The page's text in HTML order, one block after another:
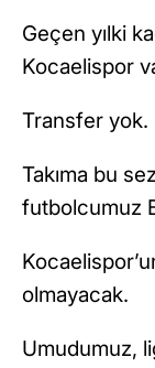
Geçen yılki
Kocaelispor
Transfer yok.
Takıma bu
futbolcumuz
olmayacak.
Umudumuz,